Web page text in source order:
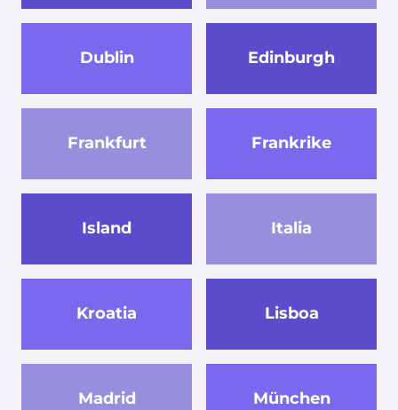
Dublin Edinburgh
Frankfurt Frankrike
Island Italia
Kroatia Lisboa
Madrid München